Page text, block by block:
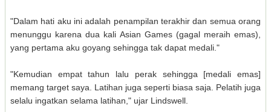
"Dalam hati aku ini adalah penampilan terakhir dan semua orang
menunggu karena dua kali Asian Games (gagal meraih emas),
yang pertama aku goyang sehingga tak dapat medali."
"Kemudian empat tahun lalu perak sehingga [medali emas]
memang target saya. Latihan juga seperti biasa saja. Pelatih juga
selalu ingatkan selama latihan," ujar Lindswell.